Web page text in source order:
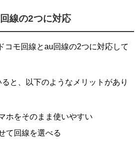
線の2つに対応
コモ回線とau回線の2つに対応して
と、以下のようなメリットがあり
ホをそのまま使いやすい
て回線を選べる